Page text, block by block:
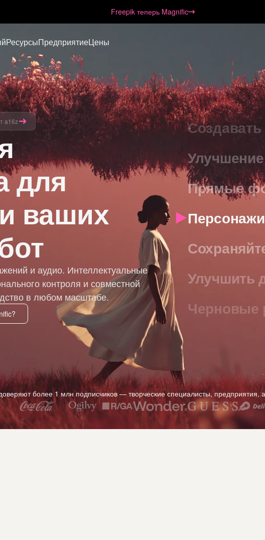
Freepik теперь Magnific
РесурсыПредприятиеЦены
a16z
для
ваших
и аудио. Интеллектуальные
контроля и совместной
в любом масштабе.
Черновые
Снимайте
Прямые
Персонажи
Улучшить
Черновые
Снимайте
более 1 млн подписчиков — творческие специалисты, предприятия,